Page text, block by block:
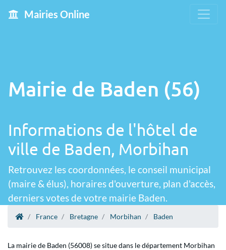
Mairies Online
Mairie de Baden (56)
Informations de l'hôtel de
ville de Baden, Morbihan
Retrouvez les coordonnées, le conseil municipal
(maire & élus), horaires d'ouverture, plan d'accès,
derniers votes de votre mairie Baden.
France Bretagne Morbihan Baden
La mairie de Baden (56008) se situe dans le département Morbihan